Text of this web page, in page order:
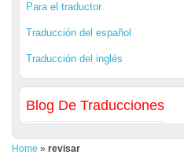
Para el traductor
Traducción del español
Traducción del inglés
Blog De Traducciones
Home » revisar